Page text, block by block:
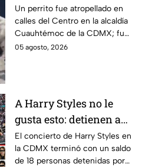
la alcaldía
Cuauhtémoc; policías
lo rescatan y entregan
a su dueña
Un perrito fue atropellado en
calles del Centro en la alcaldía
Cuauhtémoc de la CDMX; fue
rescatado y resguardado por
05 agosto, 2026
A Harry Styles no le
gusta esto: detienen a
18 tras concierto en
CDMX
El concierto de Harry Styles en
la CDMX terminó con un saldo
de 18 personas detenidas por